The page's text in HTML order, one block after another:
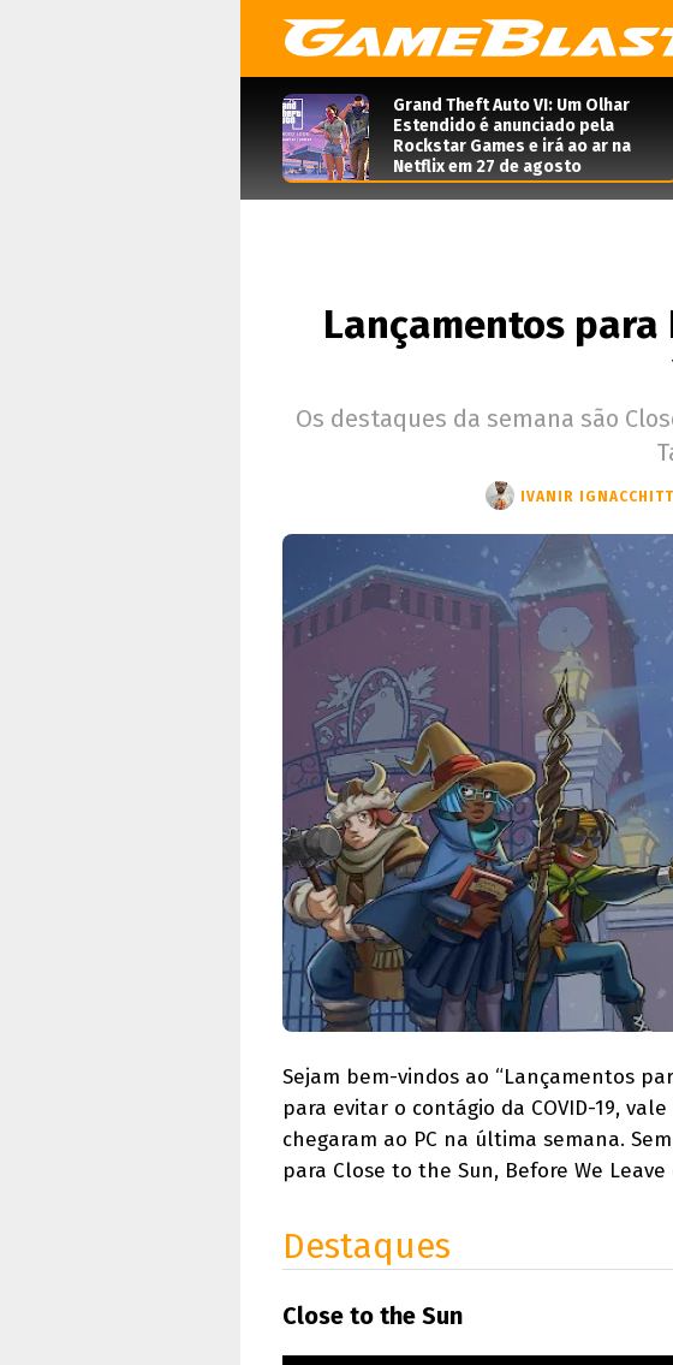
Grand Theft Auto VI: Um Olhar
Estendido é anunciado pela
Rockstar Games e irá ao ar na
Netflix em 27 de agosto
Lançamentos para
Os destaques da semana são
IVANIR IGNACCHITTI
Sejam bem-vindos ao “Lançamentos
para evitar o contágio da COVID-19,
chegaram ao PC na última semana.
para Close to the Sun, Before We
Destaques
Close to the Sun